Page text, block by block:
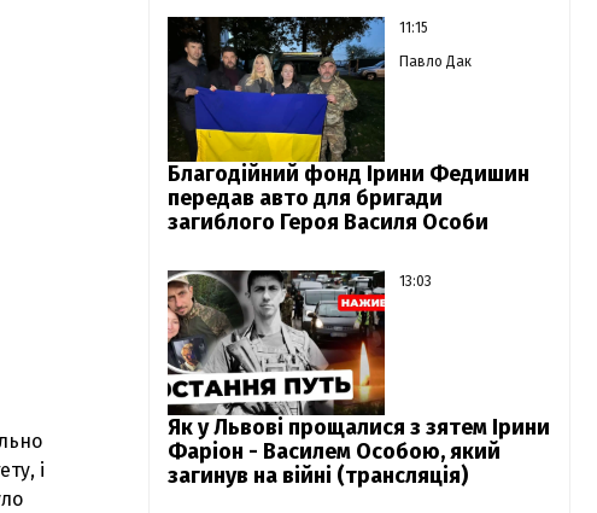
і
11:15
Павло Дак
Благодійний фонд Ірини Федишин
передав авто для бригади
загиблого Героя Василя Особи
13:03
Як у Львові прощалися з зятем Ірини
Фаріон - Василем Особою, який
загинув на війні (трансляція)